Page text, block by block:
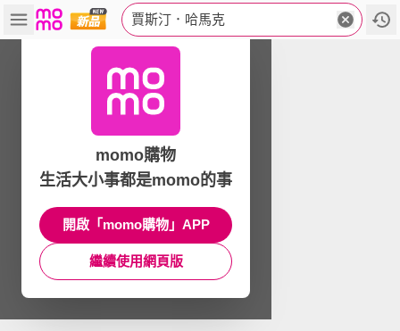
賈斯汀．哈馬克
momo購物
生活大小事都是momo的事
開啟「momo購物」APP
繼續使用網頁版